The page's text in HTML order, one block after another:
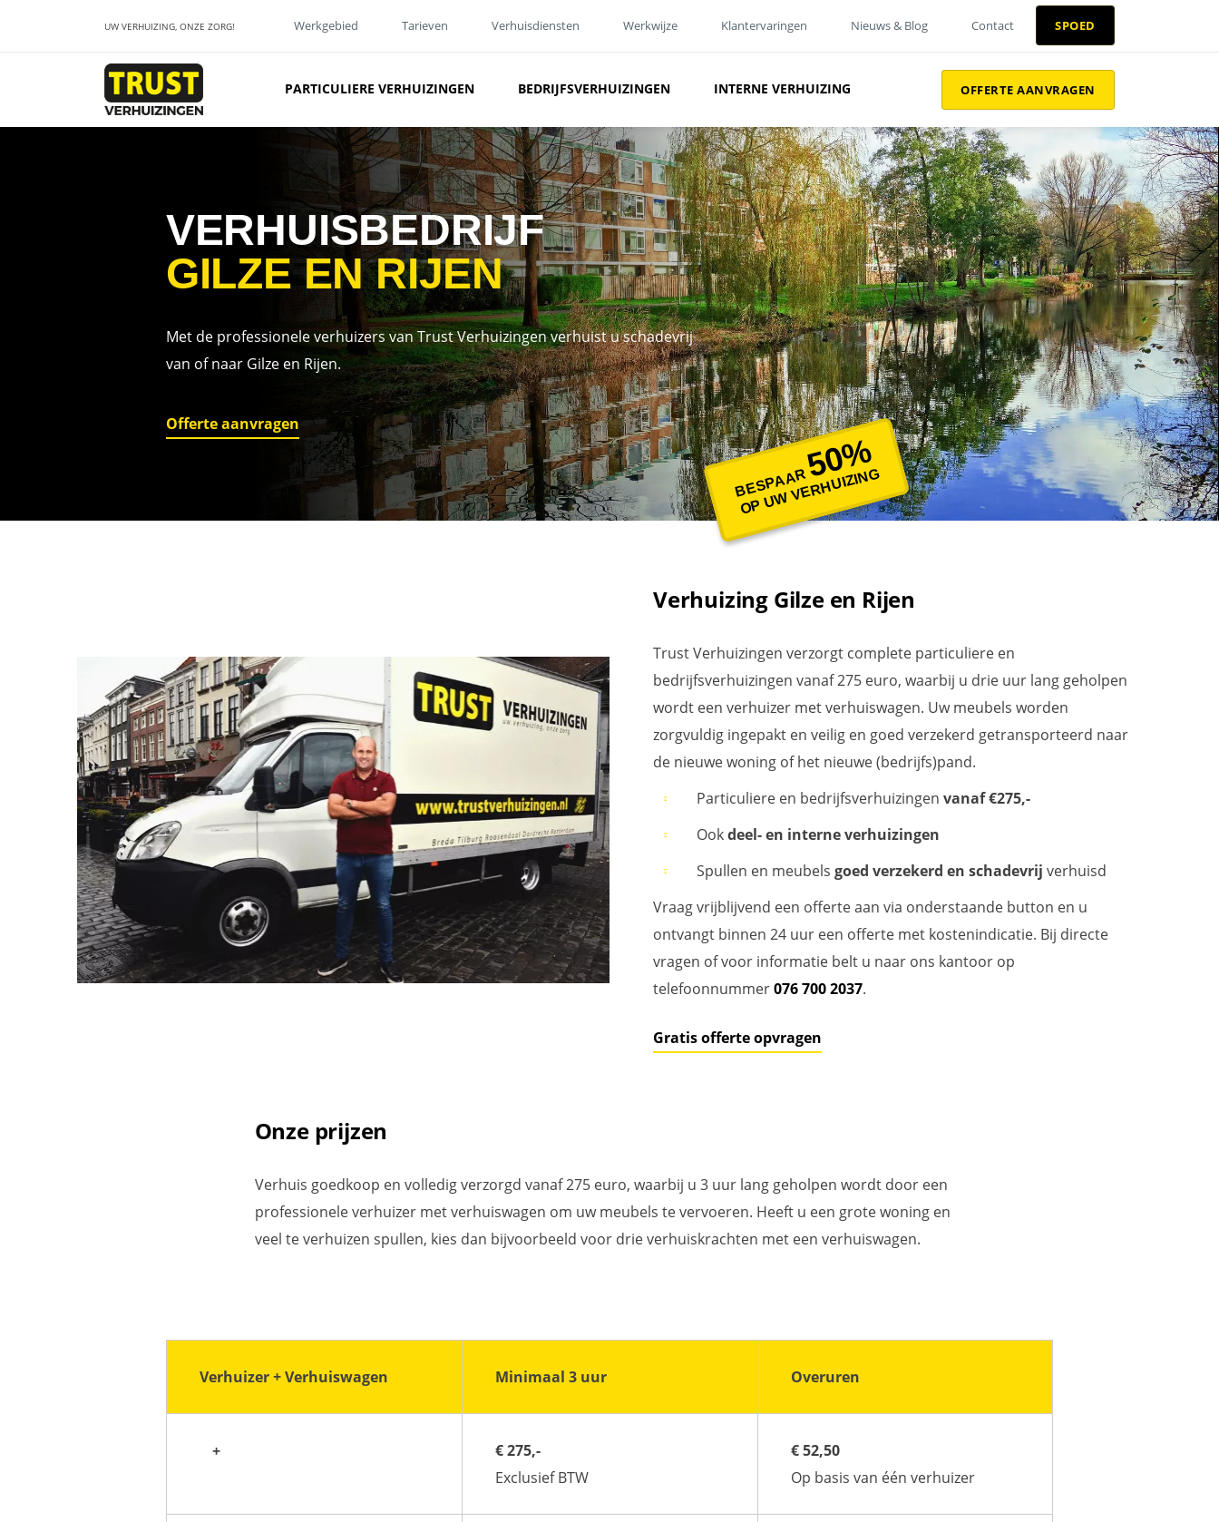
UW VERHUIZING, ONZE ZORG! Werkgebied Tarieven Verhuisdiensten Werkwijze Klantervaringen Nieuws & Blog Contact SPOED
PARTICULIERE VERHUIZINGEN BEDRIJFSVERHUIZINGEN INTERNE VERHUIZING OFFERTE AANVRAGEN
VERHUISBEDRIJF
GILZE EN RIJEN
Met de professionele verhuizers van Trust Verhuizingen verhuist u schadevrij
van of naar Gilze en Rijen.
Offerte aanvragen
BESPAAR50%
OP UW VERHUIZING
Verhuizing Gilze en Rijen
Trust Verhuizingen verzorgt complete particuliere en
bedrijfsverhuizingen vanaf 275 euro, waarbij u drie uur lang geholpen
wordt een verhuizer met verhuiswagen. Uw meubels worden
zorgvuldig ingepakt en veilig en goed verzekerd getransporteerd naar
de nieuwe woning of het nieuwe (bedrijfs)pand.
Particuliere en bedrijfsverhuizingen vanaf €275,-
Ookdeel- en interne verhuizingen
Spullen en meubels goed verzekerd en schadevrij verhuisd
Vraag vrijblijvend een offerte aan via onderstaande button en u
ontvangt binnen 24 uur een offerte met kostenindicatie. Bij directe
vragen of voor informatie belt u naar ons kantoor op
telefoonnummer076 700 2037.
Gratis offerte opvragen
Onze prijzen
Verhuis goedkoop en volledig verzorgd vanaf 275 euro, waarbij u 3 uur lang geholpen wordt door een
professionele verhuizer met verhuiswagen om uw meubels te vervoeren. Heeft u een grote woning en
veel te verhuizen spullen, kies dan bijvoorbeeld voor drie verhuiskrachten met een verhuiswagen.
Verhuizer + Verhuiswagen
+
Minimaal 3 uur
€ 275,-
Exclusief BTW
Overuren
€ 52,50
Op basis van één verhuizer